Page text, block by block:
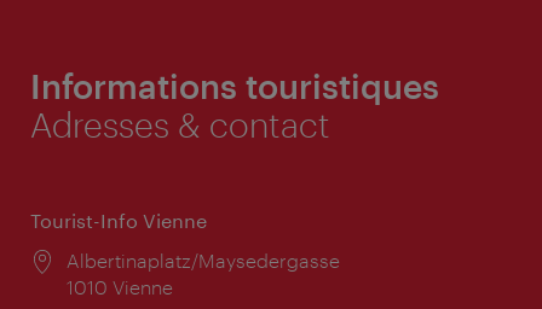
Informations touristiques
Adresses & contact
Tourist-Info Vienne
Lieu:
Albertinaplatz/Maysedergasse
1010 Vienne